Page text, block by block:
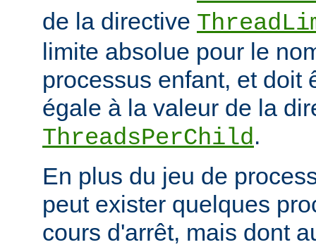
de la directive
limite absolue pour le
processus enfant, et doit
égale à la valeur de la
ThreadsPerChild.
En plus du jeu de
peut exister quelques
cours d'arrêt, mais dont